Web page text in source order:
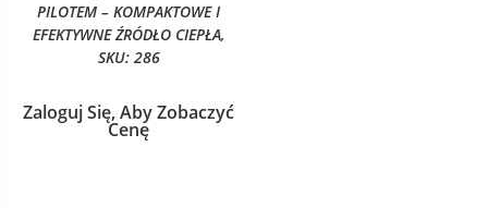
PILOTEM – KOMPAKTOWE I
EFEKTYWNE ŹRÓDŁO CIEPŁA,
SKU: 286
Zaloguj Się, Aby Zobaczyć
Cenę